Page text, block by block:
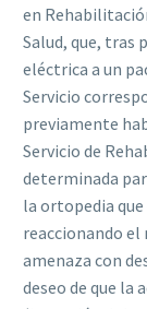
en
Salud, que, tras
eléctrica a un
Servicio
previamente
Servicio de
determinada
la ortopedia
reaccionando
amenaza con
deseo de que la